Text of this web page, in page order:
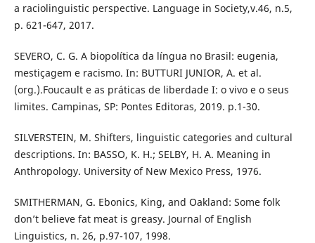
a raciolinguistic perspective. Language in Society,v.46, n.5,
p. 621-647, 2017.
SEVERO, C. G. A biopolítica da língua no Brasil: eugenia,
mestiçagem e racismo. In: BUTTURI JUNIOR, A. et al.
(org.).Foucault e as práticas de liberdade I: o vivo e o seus
limites. Campinas, SP: Pontes Editoras, 2019. p.1-30.
SILVERSTEIN, M. Shifters, linguistic categories and cultural
descriptions. In: BASSO, K. H.; SELBY, H. A. Meaning in
Anthropology. University of New Mexico Press, 1976.
SMITHERMAN, G. Ebonics, King, and Oakland: Some folk
don’t believe fat meat is greasy. Journal of English
Linguistics, n. 26, p.97-107, 1998.